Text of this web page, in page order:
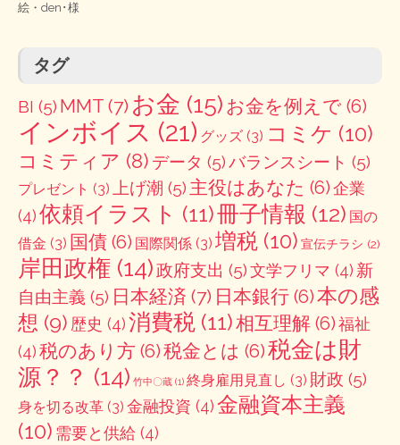
絵・ den･様
タグ
BI (5) MMT (7) お金 (15) お金を例えで (6)
インボイス (21) グッズ (3) コミケ (10)
コミティア (8) データ (5)バランスシート (5)
プレゼント (3) 上げ潮 (5) 主役はあなた (6)企業
(4)依頼イラスト (11)冊子情報 (12) 国の
借金 (3) 国債 (6) 国際関係 (3) 増税 (10) 宣伝チラシ (2)
岸田政権 (14)政府支出 (5)文学フリマ (4) 新
自由主義 (5) 日本経済 (7) 日本銀行 (6)本の感
想 (9) 歴史 (4)消費税 (11)相互理解 (6)福祉
(4)税のあり方 (6)税金とは (6)税金は財
源？？ (14) 竹中〇蔵 (1) 終身雇用見直し (3) 財政 (5)
身を切る改革 (3) 金融投資 (4)金融資本主義
(10) 需要と供給 (4)